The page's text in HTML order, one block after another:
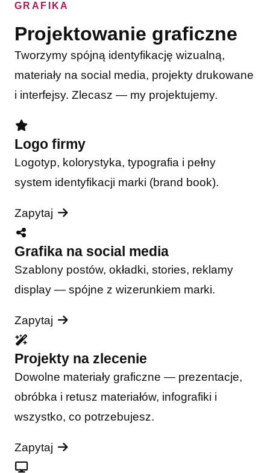
GRAFIKA
Projektowanie graficzne
Tworzymy spójną identyfikację wizualną,
materiały na social media, projekty drukowane
i interfejsy. Zlecasz — my projektujemy.
Logo firmy
Logotyp, kolorystyka, typografia i pełny
system identyfikacji marki (brand book).
Zapytaj
Grafika na social media
Szablony postów, okładki, stories, reklamy
display — spójne z wizerunkiem marki.
Zapytaj
Projekty na zlecenie
Dowolne materiały graficzne — prezentacje,
obróbka i retusz materiałów, infografiki i
wszystko, co potrzebujesz.
Zapytaj